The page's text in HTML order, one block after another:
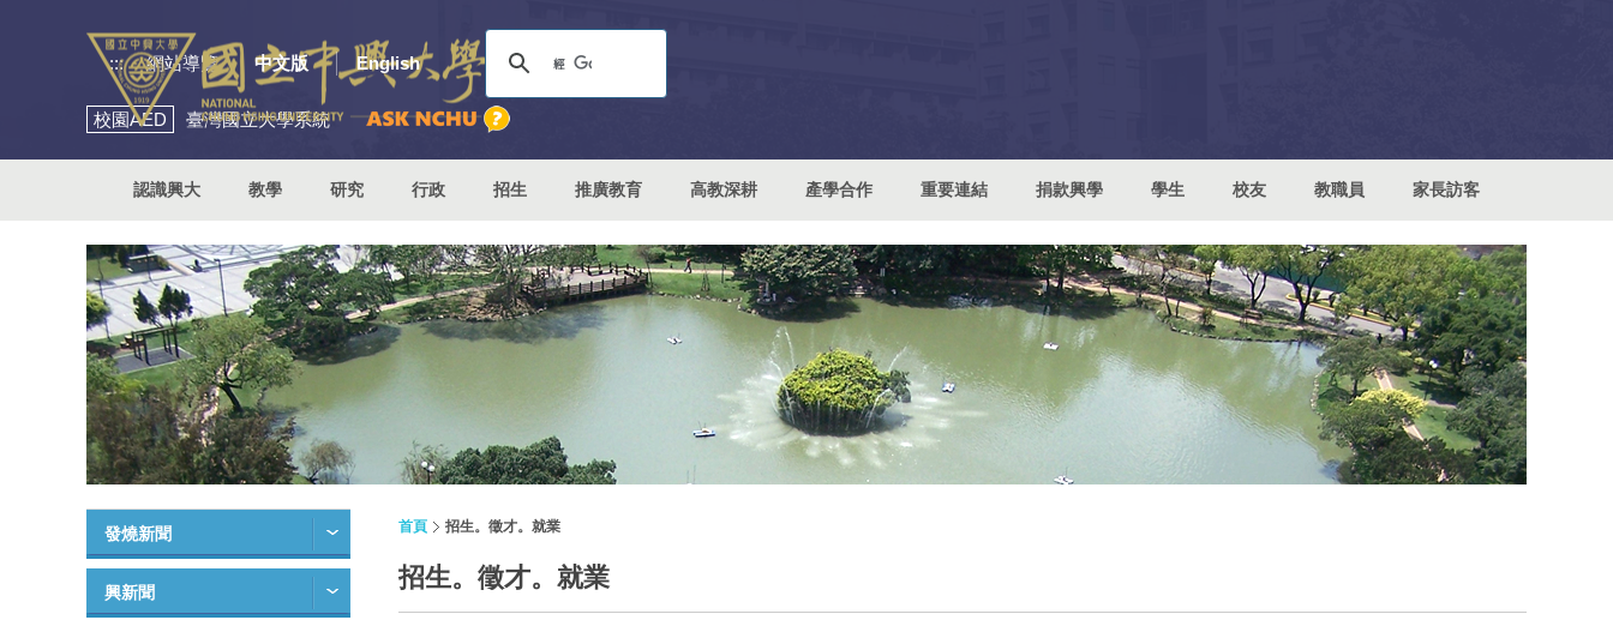
::: 網站導覽 中文版 English
校園AED 臺灣國立大學系統
認識興大 教學 研究 行政 招生 推廣教育 高教深耕 產學合作 重要連結 捐款興學 學生 校友 教職員 家長訪客
發燒新聞
興新聞
首頁 招生。徵才。就業
招生。徵才。就業